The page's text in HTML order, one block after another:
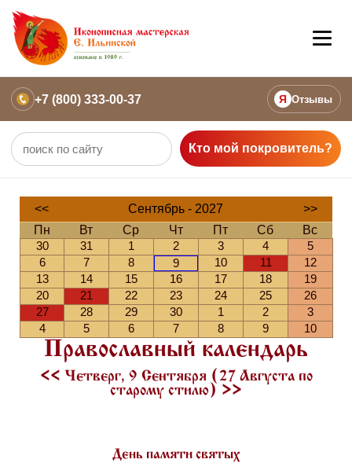
+7 (800) 333-00-37 Я Отзывы
Кто мой покровитель?
<< Сентябрь - 2027
>>
Пн
Вт Ср Чт Пт Сб
Вс
30
31 1 2 3 4
5
6
7 8 9 10 11
12
13
14 15 16 17 18
19
20
21 22 23 24 25
26
27
28 29 30 1 2
3
4
5 6 7 8 9 10
Православный календарь
<< Четверг, 9 Сентября (27 Августа по
старому стилю) >>
День памяти святых